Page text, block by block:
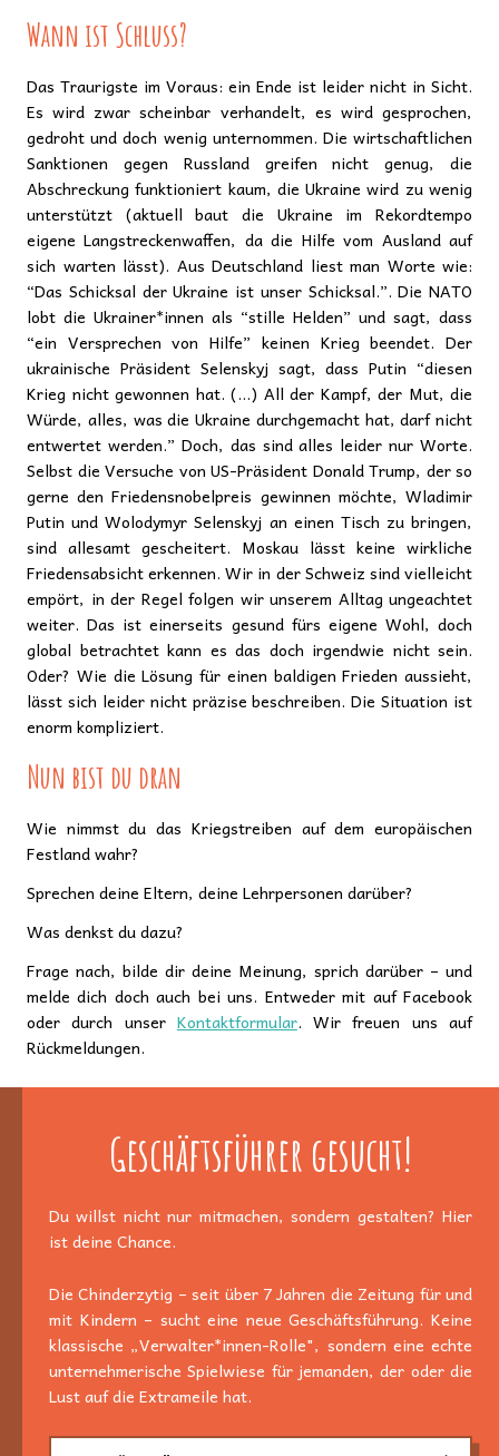
Wann ist Schluss?
Das Traurigste im Voraus: ein Ende ist leider nicht in Sicht.
Es wird zwar scheinbar verhandelt, es wird gesprochen,
gedroht und doch wenig unternommen. Die wirtschaftlichen
Sanktionen gegen Russland greifen nicht genug, die
Abschreckung funktioniert kaum, die Ukraine wird zu wenig
unterstützt (aktuell baut die Ukraine im Rekordtempo
eigene Langstreckenwaffen, da die Hilfe vom Ausland auf
sich warten lässt). Aus Deutschland liest man Worte wie:
“Das Schicksal der Ukraine ist unser Schicksal.”. Die NATO
lobt die Ukrainer*innen als “stille Helden” und sagt, dass
“ein Versprechen von Hilfe” keinen Krieg beendet. Der
ukrainische Präsident Selenskyj sagt, dass Putin “diesen
Krieg nicht gewonnen hat. (…) All der Kampf, der Mut, die
Würde, alles, was die Ukraine durchgemacht hat, darf nicht
entwertet werden.” Doch, das sind alles leider nur Worte.
Selbst die Versuche von US-Präsident Donald Trump, der so
gerne den Friedensnobelpreis gewinnen möchte, Wladimir
Putin und Wolodymyr Selenskyj an einen Tisch zu bringen,
sind allesamt gescheitert. Moskau lässt keine wirkliche
Friedensabsicht erkennen. Wir in der Schweiz sind vielleicht
empört, in der Regel folgen wir unserem Alltag ungeachtet
weiter. Das ist einerseits gesund fürs eigene Wohl, doch
global betrachtet kann es das doch irgendwie nicht sein.
Oder? Wie die Lösung für einen baldigen Frieden aussieht,
lässt sich leider nicht präzise beschreiben. Die Situation ist
enorm kompliziert.
Nun bist du dran
Wie nimmst du das Kriegstreiben auf dem europäischen
Festland wahr?
Sprechen deine Eltern, deine Lehrpersonen darüber?
Was denkst du dazu?
Frage nach, bilde dir deine Meinung, sprich darüber – und
melde dich doch auch bei uns. Entweder mit auf Facebook
oder durch unser Kontaktformular. Wir freuen uns auf
Rückmeldungen.
Geschäftsführer gesucht!
Du willst nicht nur mitmachen, sondern gestalten? Hier
ist deine Chance.
Die Chinderzytig – seit über 7 Jahren die Zeitung für und
mit Kindern – sucht eine neue Geschäftsführung. Keine
klassische „Verwalter*innen-Rolle", sondern eine echte
unternehmerische Spielwiese für jemanden, der oder die
Lust auf die Extrameile hat.